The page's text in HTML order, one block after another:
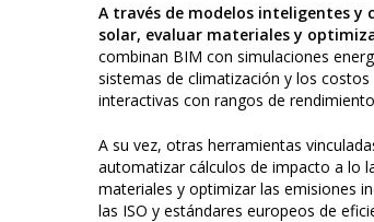
A través de modelos inteligentes y
solar, evaluar materiales y
combinan BIM con simulaciones
sistemas de climatización y los
interactivas con rangos de
A su vez, otras herramientas
automatizar cálculos de impacto a lo
materiales y optimizar las emisiones
las ISO y estándares europeos de